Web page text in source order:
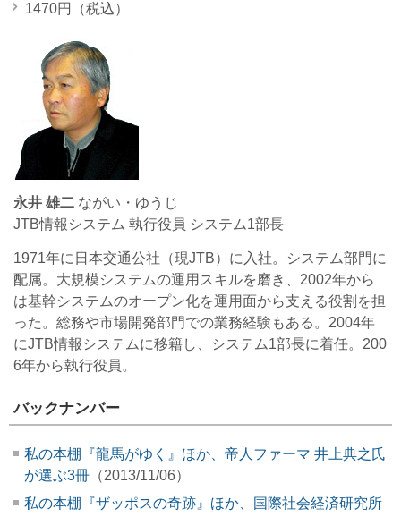
1470円（税込）
永井 雄二 ながい・ゆうじ
JTB情報システム 執行役員 システム1部長
1971年に日本交通公社（現JTB）に入社。システム部門に
配属。大規模システムの運用スキルを磨き、2002年から
は基幹システムのオープン化を運用面から支える役割を担
った。総務や市場開発部門での業務経験もある。2004年
にJTB情報システムに移籍し、システム1部長に着任。200
6年から執行役員。
バックナンバー
私の本棚『龍馬がゆく』ほか、帝人ファーマ 井上典之氏
が選ぶ3冊 （2013/11/06）
私の本棚『ザッポスの奇跡』ほか、国際社会経済研究所